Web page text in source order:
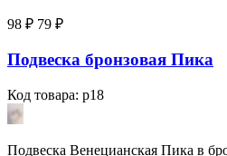
98 ₽ 79 ₽
Подвеска бронзовая Пика
Код товара: p18
Подвеска Венецианская Пика в